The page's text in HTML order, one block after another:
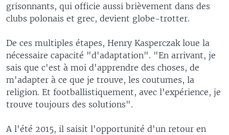
grisonnants, qui officie aussi brièvement dans des
clubs polonais et grec, devient globe-trotter.
De ces multiples étapes, Henry Kasperczak loue la
nécessaire capacité "d'adaptation". "En arrivant, je
sais que c'est à moi d'apprendre des choses, de
m'adapter à ce que je trouve, les coutumes, la
religion. Et footballistiquement, avec l'expérience, je
trouve toujours des solutions".
A l'été 2015, il saisit l'opportunité d'un retour en